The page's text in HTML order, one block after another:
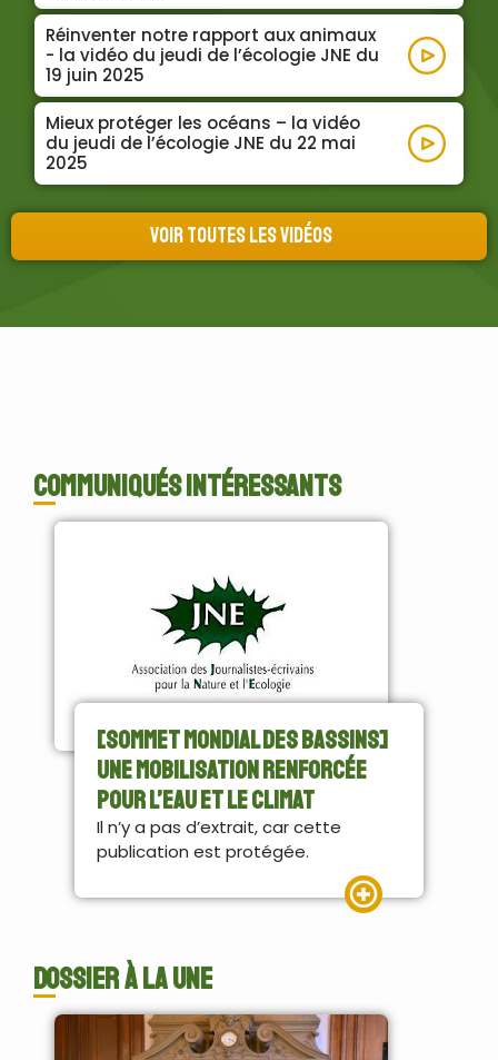
Réinventer notre rapport aux animaux
- la vidéo du jeudi de l’écologie JNE du
19 juin 2025
Lire la
Mieux protéger les océans – la vidéo
du jeudi de l’écologie JNE du 22 mai
2025
Lire la
Voir toutes les vidéos
Communiqués intéressants
[Sommet Mondial des Bassins]
Une mobilisation renforcée
pour l’eau et le climat
Il n’y a pas d’extrait, car cette
publication est protégée.
Dossier à la une